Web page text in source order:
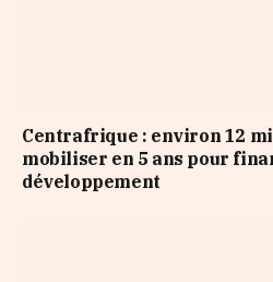
Centrafrique : environ 12
mobiliser en 5 ans pour
développement